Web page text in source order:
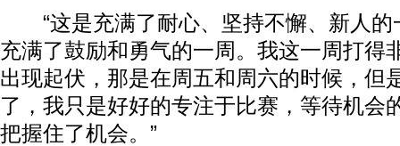
“这是充满了耐心、坚持不懈、新人的
充满了鼓励和勇气的一周。我这一周打得
出现起伏，那是在周五和周六的时候，但
了，我只是好好的专注于比赛，等待机会
把握住了机会。”